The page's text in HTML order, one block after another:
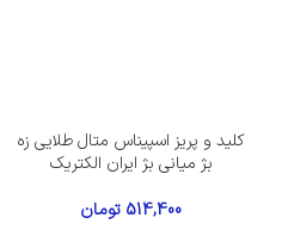
کلید و پریز اسپیناس متال طلایی زه
بژ میانی بژ ایران الکتریک
514,400 تومان